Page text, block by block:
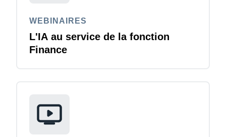
WEBINAIRES
L'IA au service de la fonction
Finance